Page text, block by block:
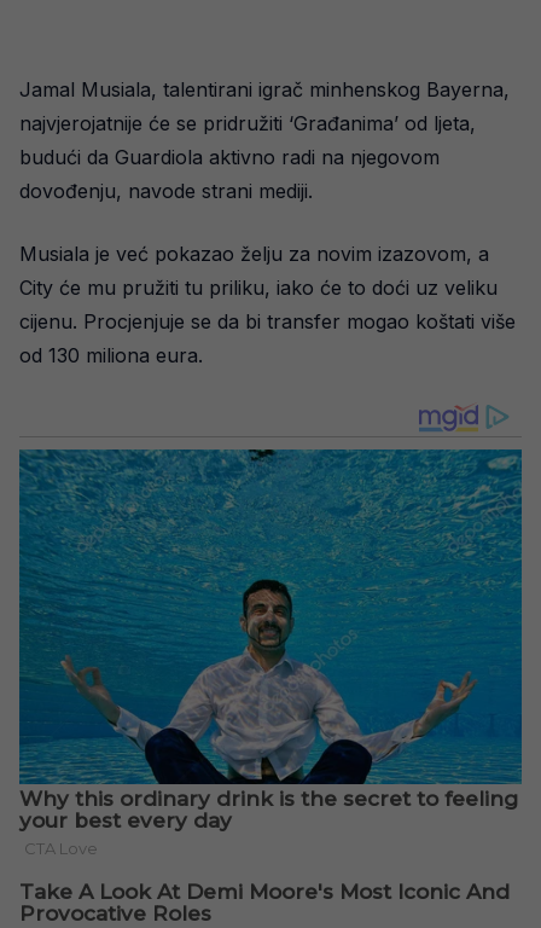
Jamal Musiala, talentirani igrač minhenskog Bayerna,
najvjerojatnije će se pridružiti ‘Građanima’ od ljeta,
budući da Guardiola aktivno radi na njegovom
dovođenju, navode strani mediji.
Musiala je već pokazao želju za novim izazovom, a
City će mu pružiti tu priliku, iako će to doći uz veliku
cijenu. Procjenjuje se da bi transfer mogao koštati više
od 130 miliona eura.